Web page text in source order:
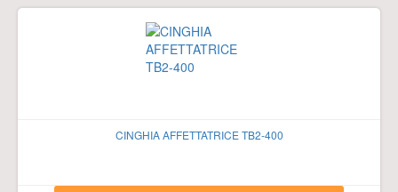
CINGHIA AFFETTATRICE TB2-400